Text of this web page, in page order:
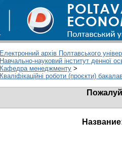
Електронний архів Полтавського
Навчально-науковий інститут денної
Кафедра менеджменту >
Кваліфікаційні роботи (проєкти)